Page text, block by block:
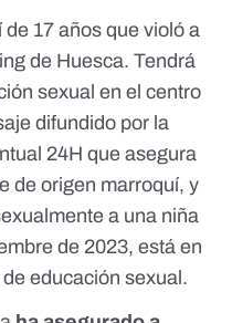
17 años que violó a
de Huesca. Tendrá
sexual en el centro
difundido por la
24H que asegura
de origen marroquí, y
a una niña
de 2023, está en
educación sexual.